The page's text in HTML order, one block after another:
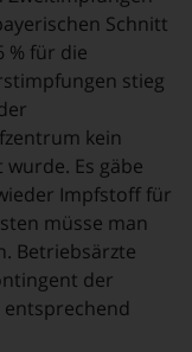
Schnitt
% für die
stieg
kein
Es gäbe
Impfstoff für
müsse man
Betriebsärzte
der
entsprechend